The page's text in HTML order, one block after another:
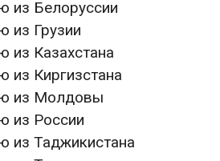
из Белоруссии
из Грузии
из Казахстана
из Киргизстана
из Молдовы
из России
из Таджикистана